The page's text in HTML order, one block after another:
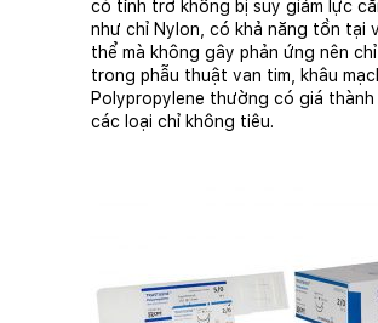
có tính trơ không bị suy giảm lực
như chỉ Nylon, có khả năng tồn tại
thể mà không gây phản ứng nên
trong phẫu thuật van tim, khâu
Polypropylene thường có giá
các loại chỉ không tiêu.